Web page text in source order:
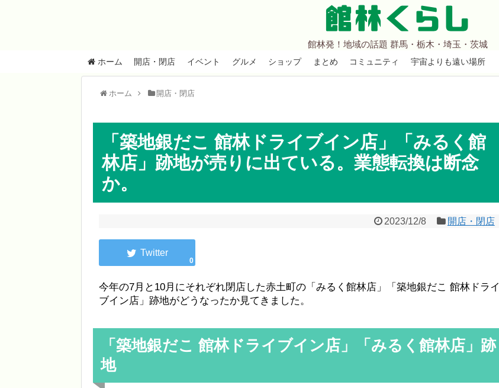
館林くらし
館林発！地域の話題 群馬・栃木・埼玉・茨城
ホーム 開店・閉店 イベント グルメ ショップ まとめ コミュニティ 宇宙よりも遠い場所
ホーム 開店・閉店
「築地銀だこ 館林ドライブイン店」「みるく館
林店」跡地が売りに出ている。業態転換は断念
か。
2023/12/8 開店・閉店
0
今年の7月と10月にそれぞれ閉店した赤土町の「みるく館林店」「築地銀だこ 館林ドライ
ブイン店」跡地がどうなったか見てきました。
「築地銀だこ 館林ドライブイン店」「みるく館林店」跡
地